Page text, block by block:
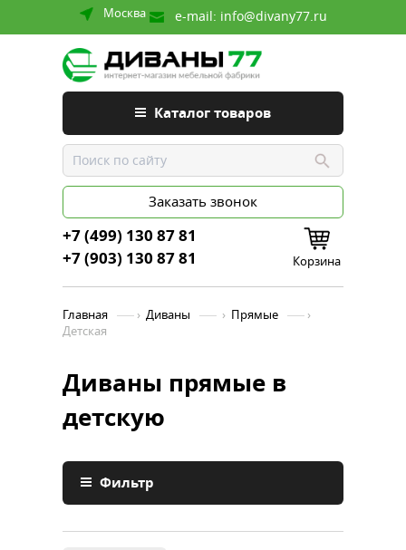
Москва e-mail: info@divany77.ru
Каталог товаров
Заказать звонок
+7 (499) 130 87 81
+7 (903) 130 87 81
Корзина
Главная › Диваны › Прямые
›
Детская
Диваны прямые в
детскую
Фильтр